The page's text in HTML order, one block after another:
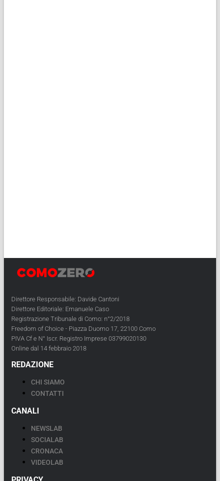
Direttore Responsabile: Davide Cantoni
Direttore Editoriale: Emanuele Caso
Registrazione Tribunale di Como: n°2/2018
Freedom of Choice - Piazza Duomo 17, 22100 Como
PIVA Cf e N° Iscr. Registro Imprese 03799020130
Online dal 14 febbraio 2018
REDAZIONE
CHI SIAMO
CONTATTI
CANALI
NEWSLAB
SOCIALAB
CRONACA
VIDEOLAB